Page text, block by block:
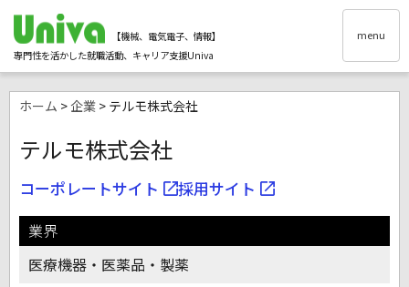
【機械、電気電子、情報】
専門性を活かした就職活動、キャリア支援Univa
menu
ホーム > 企業 > テルモ株式会社
テルモ株式会社
コーポレートサイト 採用サイト
業界
医療機器・医薬品・製薬